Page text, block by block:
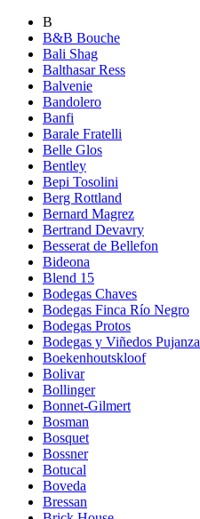
B
B&B Bouche
Bali Shag
Balthasar Ress
Balvenie
Bandolero
Banfi
Barale Fratelli
Belle Glos
Bentley
Bepi Tosolini
Berg Rottland
Bernard Magrez
Bertrand Devavry
Besserat de Bellefon
Bideona
Blend 15
Bodegas Chaves
Bodegas Finca Río Negro
Bodegas Protos
Bodegas y Viñedos Pujanza
Boekenhoutskloof
Bolivar
Bollinger
Bonnet-Gilmert
Bosman
Bosquet
Bossner
Botucal
Boveda
Bressan